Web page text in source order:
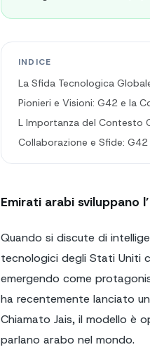
INDICE
La Sfida Tecnologica
Pionieri e Visioni: G42 e la
L Importanza del Contesto
Collaborazione e Sfide:
Emirati arabi sviluppano
Quando si discute di
tecnologici degli Stati Uniti
emergendo come
ha recentemente lanciato
Chiamato Jais, il modello è
parlano arabo nel mondo.